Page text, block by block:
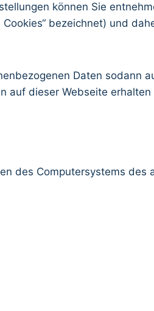
können Sie
bezeichnet) und
Daten sodann
auf dieser Webseite
des Computersystems des